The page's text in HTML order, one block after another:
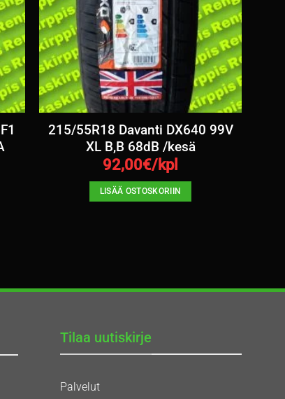
215/55R18 Davanti DX640 99V
XL B,B 68dB /kesä
92,00€/kpl
LISÄÄ OSTOSKORIIN
Tilaa uutiskirje
Palvelut